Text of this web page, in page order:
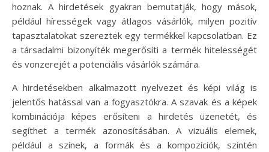
hoznak. A hirdetések gyakran bemutatják, hogy mások,
például hírességek vagy átlagos vásárlók, milyen pozitív
tapasztalatokat szereztek egy termékkel kapcsolatban. Ez
a társadalmi bizonyíték megerősíti a termék hitelességét
és vonzerejét a potenciális vásárlók számára.
A hirdetésekben alkalmazott nyelvezet és képi világ is
jelentős hatással van a fogyasztókra. A szavak és a képek
kombinációja képes erősíteni a hirdetés üzenetét, és
segíthet a termék azonosításában. A vizuális elemek,
például a színek, a formák és a kompozíciók, szintén